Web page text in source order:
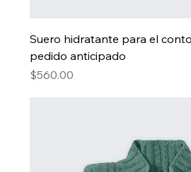
Suero hidratante para el
pedido anticipado
Precio
$560.00